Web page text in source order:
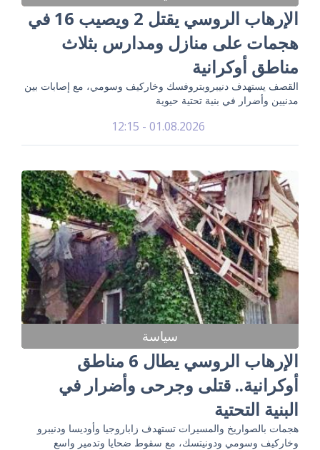
الإرهاب الروسي يقتل 2 ويصيب 16 في
هجمات على منازل ومدارس بثلاث
مناطق أوكرانية
القصف يستهدف دنيبروبتروفسك وخاركيف وسومي، مع إصابات بين
مدنيين وأضرار في بنية تحتية حيوية
01.08.2026 - 12:15
سياسة
الإرهاب الروسي يطال 6 مناطق
أوكرانية.. قتلى وجرحى وأضرار في
البنية التحتية
هجمات بالصواريخ والمسيرات تستهدف زاباروجيا وأوديسا ودنيبرو
وخاركيف وسومي ودونيتسك، مع سقوط ضحايا وتدمير واسع